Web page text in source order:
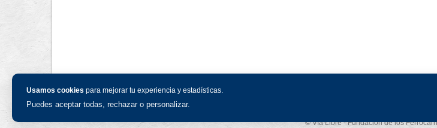
Usamos cookies para mejorar tu experiencia y estadísticas.
Puedes aceptar todas, rechazar o personalizar.
© Vía Libre - Fundación de los